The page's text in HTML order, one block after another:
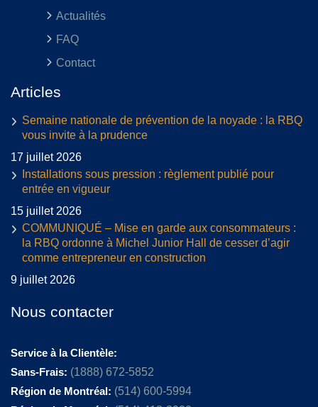
Actualités
FAQ
Contact
Articles
Semaine nationale de prévention de la noyade : la RBQ
vous invite à la prudence
17 juillet 2026
Installations sous pression : règlement publié pour
entrée en vigueur
15 juillet 2026
COMMUNIQUÉ – Mise en garde aux consommateurs :
la RBQ ordonne à Michel Junior Hall de cesser d’agir
comme entrepreneur en construction
9 juillet 2026
Nous contacter
Service à la Clientèle:
Sans-Frais: (1888) 672-5852
Région de Montréal: (514) 600-5994